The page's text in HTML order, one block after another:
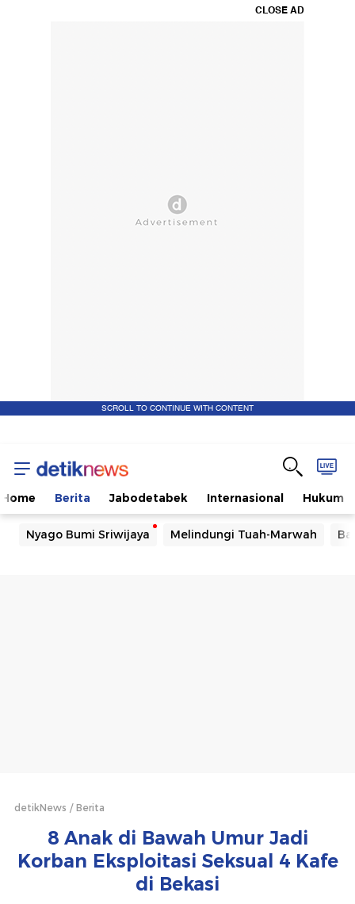
CLOSE AD
SCROLL TO CONTINUE WITH CONTENT
Home Berita Jabodetabek Internasional Hukum
Nyago Bumi Sriwijaya Melindungi Tuah-Marwah
detikNews Berita
8 Anak di Bawah Umur Jadi
Korban Eksploitasi Seksual 4 Kafe
di Bekasi